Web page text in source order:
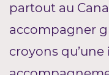
partout au
accompagner
croyons